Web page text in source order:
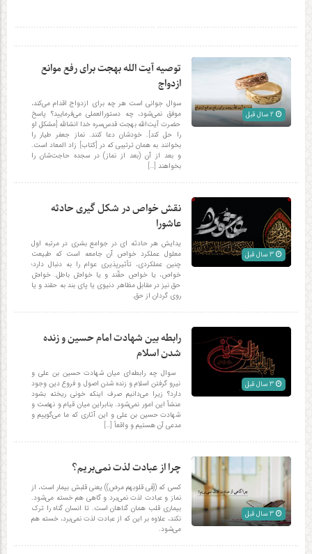
توصیه آیت الله بهجت برای رفع موانع
ازدواج
سوال جوانی است هر چه برای ازدواج اقدام می‌کند،
موفق نمی‌شود، چه دستورالعملی می‌فرمایید؟ پاسخ
حضرت آیت‌الله بهجت قدس‌سره خدا انشالله [مشکل او
را حل کند]. خودشان دعا کنند. نماز جعفر طیار را
بخوانند به همان ترتیبی که در [کتاب] زاد المعاد است.
و بعد از آن (بعد از نماز) در سجده حاجت‌شان را
بخواهند […]
نقش خواص در شکل گیری حادثه
عاشورا
یدایش هر حادثه ای در جوامع بشری در مرتبه اول
معلول عملکرد خواص آن جامعه است که طبیعت
چنین عملکردی، تأثیرپذیری عوام را به دنبال دارد؛
خواص، یا خواصِ حقّند و یا خواصّ باطل. خواصّ
حق نیز در مقابل مظاهر دنیوی یا پای بند به حقند و یا
روی گردان از حق.
رابطه بین شهادت امام حسین و زنده
شدن اسلام
سوال چه رابطه‌ای میان شهادت حسین بن علی و
نیرو گرفتن اسلام و زنده شدن اصول و فروع دین وجود
دارد؟ زیرا می‌دانیم صرف اینکه خونی ریخته بشود
منشأ این امور نمی‌شود. بنابراین میان قیام و نهضت و
شهادت حسین بن علی و این آثاری که ما می‌گوییم و
مدعی آن هستیم و واقعاً […]
چرا از عبادت لذت نمی‌بریم؟
کسی که ((فی قلوبهم مرض)) یعنی قلبش بیمار است، از
نماز و عبادت لذت نمی‌برد و گاهی هم خسته می‌شود.
بیماری قلب همان گناهان است. تا انسان گناه را ترک
نکند، علاوه بر این که از عبادت لذت نمی‌برد، خسته هم
می‌شود.